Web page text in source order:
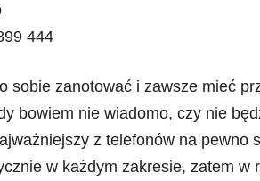
444
sobie zanotować i zawsze mieć
bowiem nie wiadomo, czy nie
z telefonów na pewno
w każdym zakresie, zatem w